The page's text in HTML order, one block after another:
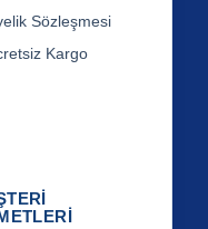
Sözleşmesi
Kargo